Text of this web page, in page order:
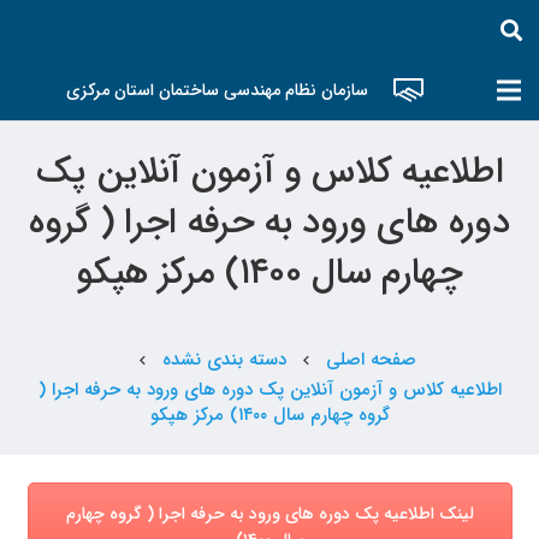
سازمان نظام مهندسی ساختمان استان مرکزی
اطلاعیه کلاس و آزمون آنلاین پک
دوره های ورود به حرفه اجرا ( گروه
چهارم سال ۱۴۰۰) مرکز هپکو
صفحه اصلی chevron_left دسته بندی نشده chevron_left
اطلاعیه کلاس و آزمون آنلاین پک دوره های ورود به حرفه اجرا (
گروه چهارم سال ۱۴۰۰) مرکز هپکو
لینک اطلاعیه پک دوره های ورود به حرفه اجرا ( گروه چهارم